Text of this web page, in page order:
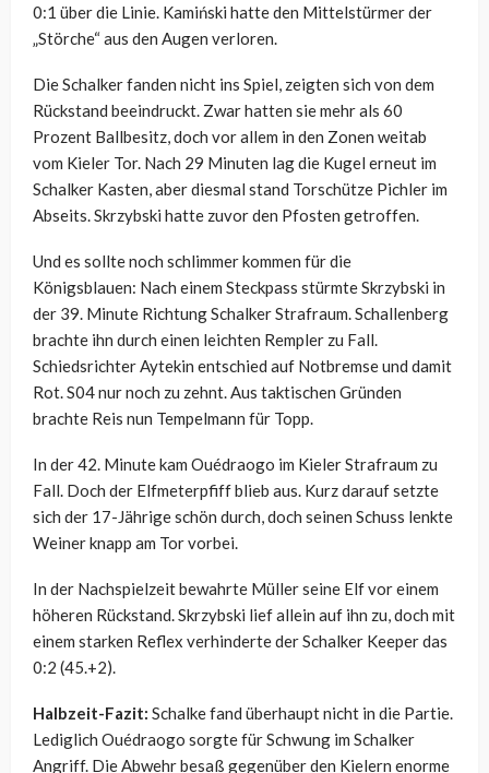
0:1 über die Linie. Kamiński hatte den Mittelstürmer der
„Störche“ aus den Augen verloren.
Die Schalker fanden nicht ins Spiel, zeigten sich von dem
Rückstand beeindruckt. Zwar hatten sie mehr als 60
Prozent Ballbesitz, doch vor allem in den Zonen weitab
vom Kieler Tor. Nach 29 Minuten lag die Kugel erneut im
Schalker Kasten, aber diesmal stand Torschütze Pichler im
Abseits. Skrzybski hatte zuvor den Pfosten getroffen.
Und es sollte noch schlimmer kommen für die
Königsblauen: Nach einem Steckpass stürmte Skrzybski in
der 39. Minute Richtung Schalker Strafraum. Schallenberg
brachte ihn durch einen leichten Rempler zu Fall.
Schiedsrichter Aytekin entschied auf Notbremse und damit
Rot. S04 nur noch zu zehnt. Aus taktischen Gründen
brachte Reis nun Tempelmann für Topp.
In der 42. Minute kam Ouédraogo im Kieler Strafraum zu
Fall. Doch der Elfmeterpfiff blieb aus. Kurz darauf setzte
sich der 17-Jährige schön durch, doch seinen Schuss lenkte
Weiner knapp am Tor vorbei.
In der Nachspielzeit bewahrte Müller seine Elf vor einem
höheren Rückstand. Skrzybski lief allein auf ihn zu, doch mit
einem starken Reflex verhinderte der Schalker Keeper das
0:2 (45.+2).
Halbzeit-Fazit: Schalke fand überhaupt nicht in die Partie.
Lediglich Ouédraogo sorgte für Schwung im Schalker
Angriff. Die Abwehr besaß gegenüber den Kielern enorme